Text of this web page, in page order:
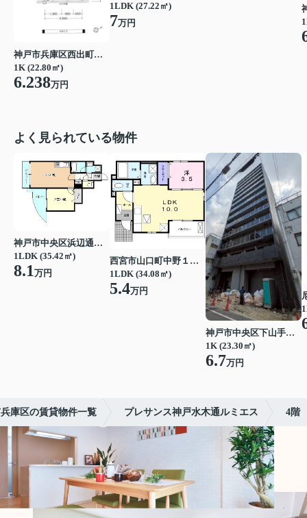
神戸市兵庫区西出町２丁目
1K (22.80㎡)
6.238万円
1LDK (27.22㎡)
7万円
よく見られている物件
神戸市中央区浜辺通３丁目
1LDK (35.42㎡)
8.1万円
西宮市山口町中野１丁目
1LDK (34.08㎡)
5.4万円
神戸市中央区下山手通７丁目
1K (23.30㎡)
6.7万円
庫区の賃貸物件一覧 プレサンス神戸水木通ルミエス 4階